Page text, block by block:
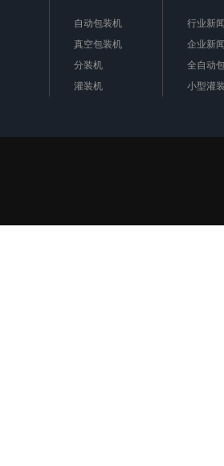
自动包装机
真空包装机
分装机
灌装机
行业新
企业新
全自动
小型灌